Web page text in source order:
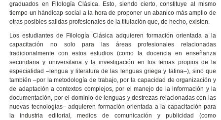
graduados en Filología Clásica. Esto, siendo cierto, constituye al mismo
tiempo un hándicap social a la hora de proponer un abanico más amplio de
otras posibles salidas profesionales de la titulación que, de hecho, existen.
Los estudiantes de Filología Clásica adquieren formación orientada a la
capacitación no solo para las áreas profesionales relacionadas
tradicionalmente con estos estudios (como la docencia en enseñanza
secundaria y universitaria y la investigación en los temas propios de la
especialidad –lengua y literatura de las lenguas griega y latina–), sino que
también –por la metodología de trabajo, por la capacidad de organización y
de adaptación a contextos complejos, por el manejo de la información y la
documentación, por el dominio de lenguas y destrezas relacionadas con las
nuevas tecnologías– adquieren formación orientada a la capacitación para
la industria editorial, medios de comunicación y publicidad (como